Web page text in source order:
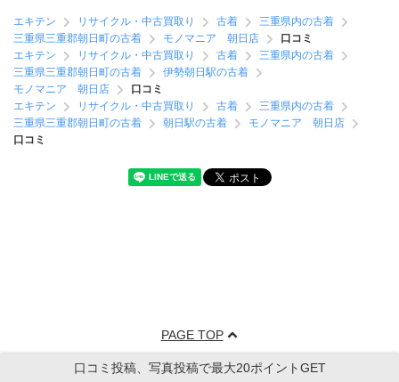
エキテン リサイクル・中古買取り 古着
三重県内の古着
三重県三重郡朝日町の古着
モノマニア 朝日店
口コミ
エキテン
リサイクル・中古買取り 古着
三重県内の古着
三重県三重郡朝日町の古着
伊勢朝日駅の古着
モノマニア 朝日店
口コミ
エキテン
リサイクル・中古買取り 古着
三重県内の古着
三重県三重郡朝日町の古着
朝日駅の古着
モノマニア 朝日店
口コミ
PAGE TOP
口コミ投稿、写真投稿で最大20ポイントGET